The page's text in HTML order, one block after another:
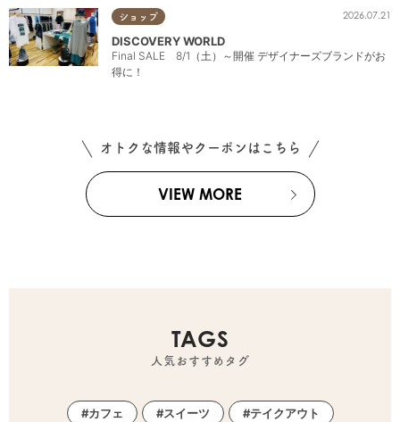
ショップ 2026.07.21
DISCOVERY WORLD
Final SALE 8/1（土）～開催 デザイナーズブランドがお
得に！
オトクな情報やクーポンはこちら
VIEW MORE
TAGS
人気おすすめタグ
カフェ スイーツ テイクアウト